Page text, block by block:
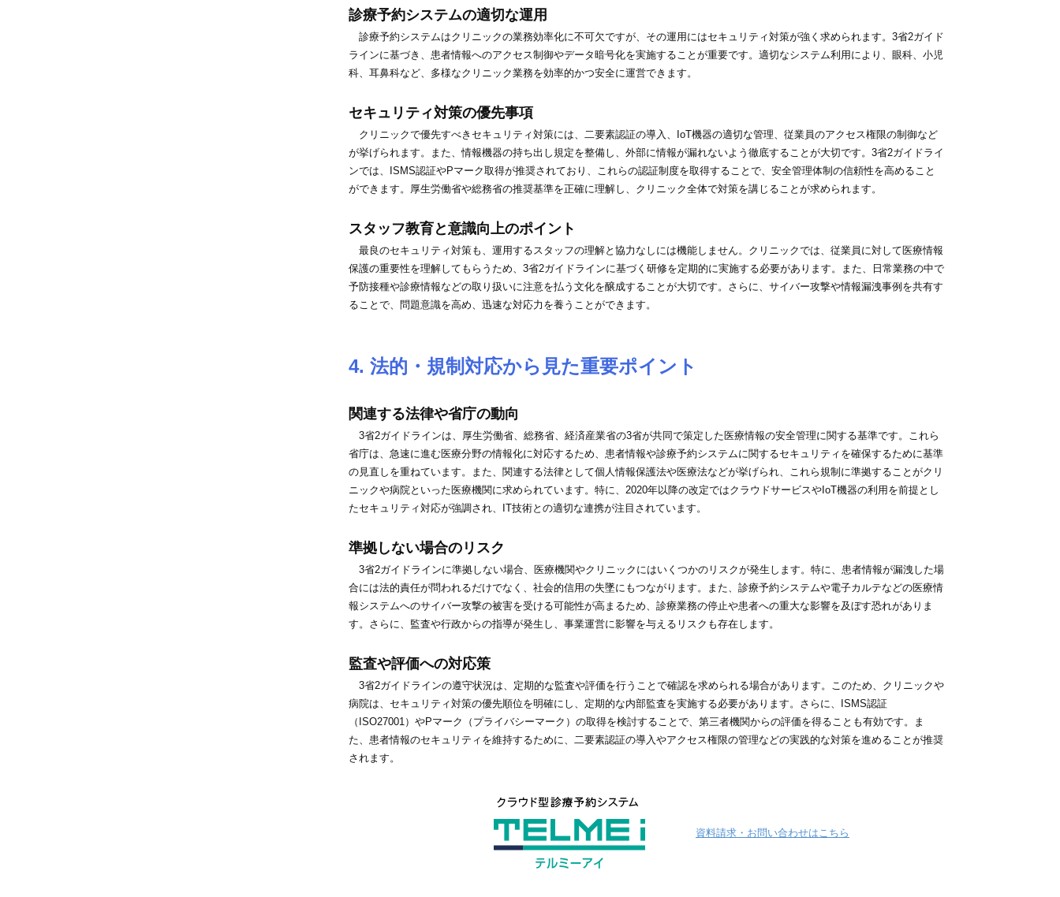
診療予約システムの適切な運用
診療予約システムはクリニックの業務効率化に不可欠ですが、その運用にはセキュリティ対策が強く求められます。3省2ガイド
ラインに基づき、患者情報へのアクセス制御やデータ暗号化を実施することが重要です。適切なシステム利用により、眼科、小児
科、耳鼻科など、多様なクリニック業務を効率的かつ安全に運営できます。
セキュリティ対策の優先事項
クリニックで優先すべきセキュリティ対策には、二要素認証の導入、IoT機器の適切な管理、従業員のアクセス権限の制御など
が挙げられます。また、情報機器の持ち出し規定を整備し、外部に情報が漏れないよう徹底することが大切です。3省2ガイドライ
ンでは、ISMS認証やPマーク取得が推奨されており、これらの認証制度を取得することで、安全管理体制の信頼性を高めること
ができます。厚生労働省や総務省の推奨基準を正確に理解し、クリニック全体で対策を講じることが求められます。
スタッフ教育と意識向上のポイント
最良のセキュリティ対策も、運用するスタッフの理解と協力なしには機能しません。クリニックでは、従業員に対して医療情報
保護の重要性を理解してもらうため、3省2ガイドラインに基づく研修を定期的に実施する必要があります。また、日常業務の中で
予防接種や診療情報などの取り扱いに注意を払う文化を醸成することが大切です。さらに、サイバー攻撃や情報漏洩事例を共有す
ることで、問題意識を高め、迅速な対応力を養うことができます。
4. 法的・規制対応から見た重要ポイント
関連する法律や省庁の動向
3省2ガイドラインは、厚生労働省、総務省、経済産業省の3省が共同で策定した医療情報の安全管理に関する基準です。これら
省庁は、急速に進む医療分野の情報化に対応するため、患者情報や診療予約システムに関するセキュリティを確保するために基準
の見直しを重ねています。また、関連する法律として個人情報保護法や医療法などが挙げられ、これら規制に準拠することがクリ
ニックや病院といった医療機関に求められています。特に、2020年以降の改定ではクラウドサービスやIoT機器の利用を前提とし
たセキュリティ対応が強調され、IT技術との適切な連携が注目されています。
準拠しない場合のリスク
3省2ガイドラインに準拠しない場合、医療機関やクリニックにはいくつかのリスクが発生します。特に、患者情報が漏洩した場
合には法的責任が問われるだけでなく、社会的信用の失墜にもつながります。また、診療予約システムや電子カルテなどの医療情
報システムへのサイバー攻撃の被害を受ける可能性が高まるため、診療業務の停止や患者への重大な影響を及ぼす恐れがありま
す。さらに、監査や行政からの指導が発生し、事業運営に影響を与えるリスクも存在します。
監査や評価への対応策
3省2ガイドラインの遵守状況は、定期的な監査や評価を行うことで確認を求められる場合があります。このため、クリニックや
病院は、セキュリティ対策の優先順位を明確にし、定期的な内部監査を実施する必要があります。さらに、ISMS認証
（ISO27001）やPマーク（プライバシーマーク）の取得を検討することで、第三者機関からの評価を得ることも有効です。ま
た、患者情報のセキュリティを維持するために、二要素認証の導入やアクセス権限の管理などの実践的な対策を進めることが推奨
されます。
資料請求・お問い合わせはこちら